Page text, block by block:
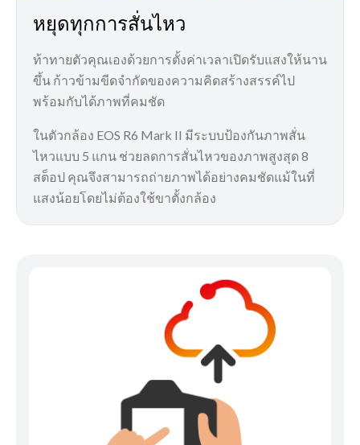
หยุดทุกการสั่นไหว
ท้าทายตัวคุณเองด้วยการตั้งค่าเวลาเปิดรับแสงให้นาน
ขึ้น ก้าวข้ามขีดจำกัดของความคิดสร้างสรรค์ไป
พร้อมกับได้ภาพที่คมชัด
ในตัวกล้อง EOS R6 Mark II มีระบบป้องกันภาพสั่น
ไหวแบบ 5 แกน ช่วยลดการสั่นไหวของภาพสูงสุด 8
สต็อป คุณจึงสามารถถ่ายภาพได้อย่างคมชัดแม้ในที่
แสงน้อยโดยไม่ต้องใช้ขาตั้งกล้อง